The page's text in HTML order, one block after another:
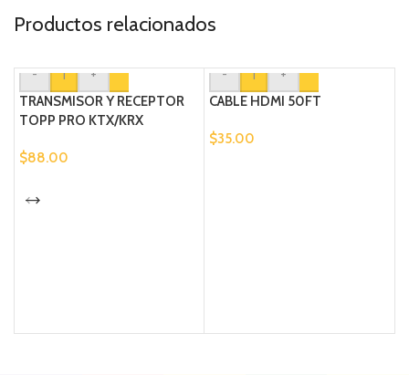
Productos relacionados
-
+
TRANSMISOR Y RECEPTOR
TOPP PRO KTX/KRX
$88.00
-
+
CABLE HDMI 50FT
$35.00